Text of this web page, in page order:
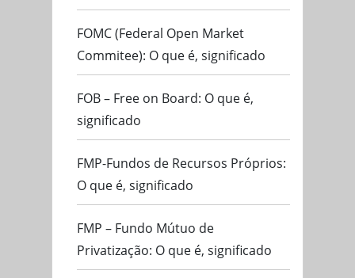
FOMC (Federal Open Market
Commitee): O que é, significado
FOB – Free on Board: O que é,
significado
FMP-Fundos de Recursos Próprios:
O que é, significado
FMP – Fundo Mútuo de
Privatização: O que é, significado